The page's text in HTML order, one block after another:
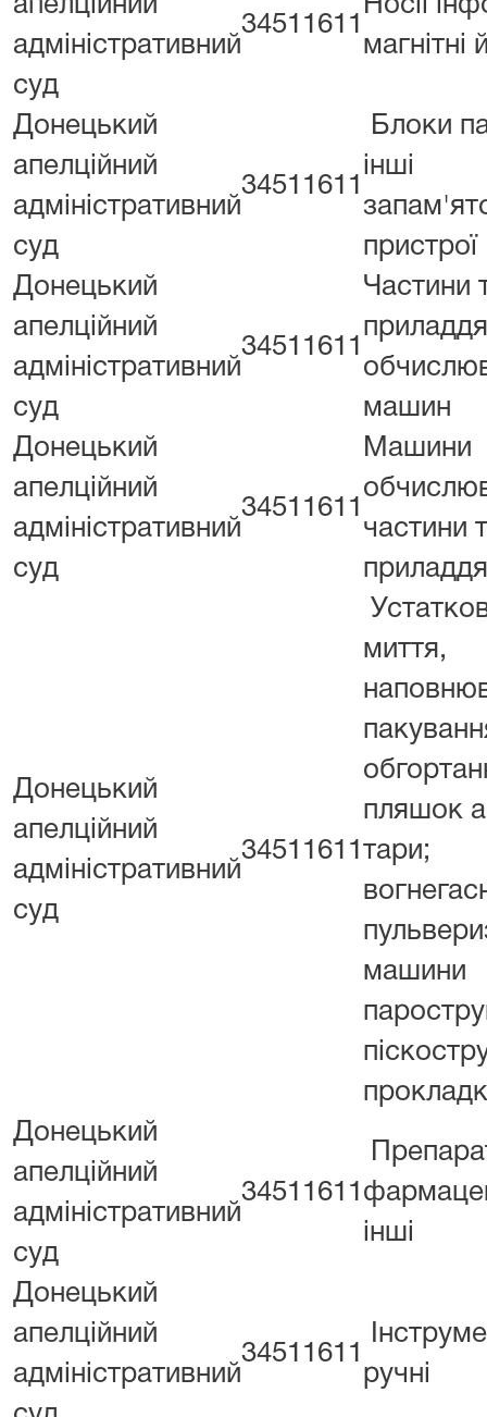
апелційний
адміністративний
суд
34511611
Носії
магнітні
Донецький
апелційний
адміністративний
суд
34511611
Блоки
інші
пристрої
Донецький
апелційний
адміністративний
суд
34511611
Частини
машин
Донецький
апелційний
адміністративний
суд
34511611
Машини
частини
Донецький
апелційний
адміністративний
суд
34511611
миття,
пляшок
тари;
машини
Донецький
апелційний
адміністративний
суд
34511611
інші
Донецький
апелційний
адміністративний
34511611
ручні